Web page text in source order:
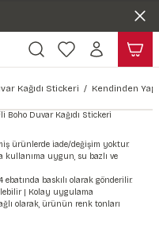
& Şehir Duvar Kağıdı
Serisi Duvar Kağıdı
& Ülke Duvar Kağıdı
Yaprak & Çiçek
Desenli Duvar Kağıdı
Duvar Kağıdı
& Manza Duvar Kağıdı
Duvar Kağıdı
Duvar Kağıdı
& Sanatsal Duvar
Duvar Kağıdı
Duvar Kağıdı
Duvar Kağıdı
Duvar Kağıdı
Mermer & Taş
Desenli Duvar Kağıdı
Desenli Duvar Kağıdı
Desenli Duvar Kağıdı
Kağıdı Stickeri Kendinden
ürünlerde iade/değişim yoktur.
kullanıma uygun, su bazlı ve
baskılı olarak gönderilir.
| Kolay uygulama
olarak, ürünün renk tonları